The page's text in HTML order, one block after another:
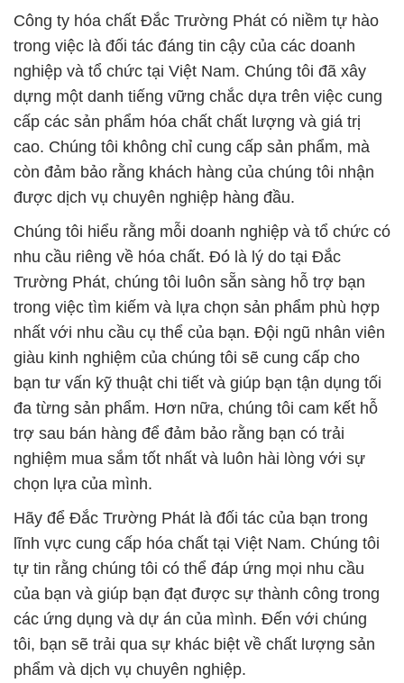
cấp các sản phẩm hóa chất chất lượng và giá trị
cao. Chúng tôi không chỉ cung cấp sản phẩm, mà
còn đảm bảo rằng khách hàng của chúng tôi nhận
được dịch vụ chuyên nghiệp hàng đầu.
Chúng tôi hiểu rằng mỗi doanh nghiệp và tổ chức có
nhu cầu riêng về hóa chất. Đó là lý do tại Đắc
Trường Phát, chúng tôi luôn sẵn sàng hỗ trợ bạn
trong việc tìm kiếm và lựa chọn sản phẩm phù hợp
nhất với nhu cầu cụ thể của bạn. Đội ngũ nhân viên
giàu kinh nghiệm của chúng tôi sẽ cung cấp cho
bạn tư vấn kỹ thuật chi tiết và giúp bạn tận dụng tối
đa từng sản phẩm. Hơn nữa, chúng tôi cam kết hỗ
trợ sau bán hàng để đảm bảo rằng bạn có trải
nghiệm mua sắm tốt nhất và luôn hài lòng với sự
chọn lựa của mình.
Hãy để Đắc Trường Phát là đối tác của bạn trong
lĩnh vực cung cấp hóa chất tại Việt Nam. Chúng tôi
tự tin rằng chúng tôi có thể đáp ứng mọi nhu cầu
của bạn và giúp bạn đạt được sự thành công trong
các ứng dụng và dự án của mình. Đến với chúng
tôi, bạn sẽ trải qua sự khác biệt về chất lượng sản
phẩm và dịch vụ chuyên nghiệp.
# Cty chuyên cung ứng µ bán hóa chất hóa chất
Soda Ash Light & Bột Sodium Cacbonat tại Đồng
Nai
# Công ty thương mại — phân phối hóa chất hóa